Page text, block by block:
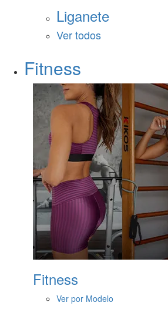
Liganete
Ver todos
Fitness
Fitness
Ver por Modelo